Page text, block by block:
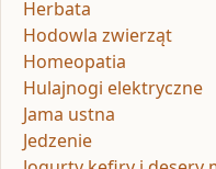
Herbata
Hodowla zwierząt
Homeopatia
Hulajnogi elektryczne
Jama ustna
Jedzenie